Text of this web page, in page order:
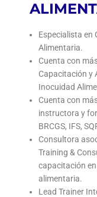
Especialista en
Alimentaria.
Cuenta con
Capacitación y
Inocuidad
Cuenta con
instructora y
BRCGS, IFS,
Consultora
Training &
capacitación
alimentaria.
Lead Trainer